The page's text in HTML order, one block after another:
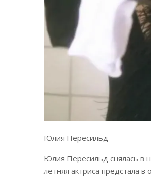
Юлия Пересильд
Юлия Пересильд снялась в
летняя актриса предстала